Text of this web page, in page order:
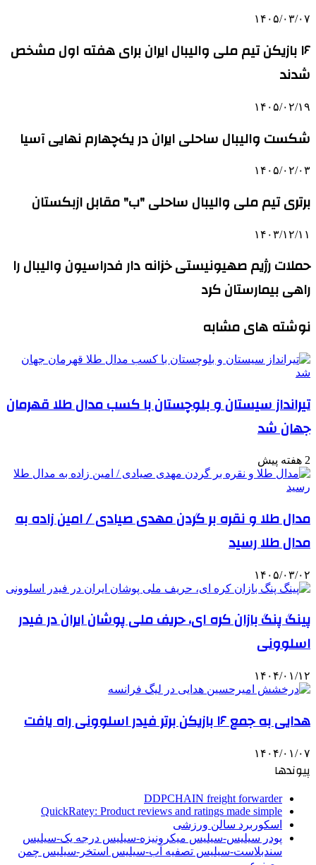
۱۴۰۵/۰۳/۰۷
۱۶ بازیکن تیم ملی والیبال ایران برای هفته اول مشخص
شدند
۱۴۰۵/۰۲/۱۹
شکست والیبال ساحلی ایران در یک‌چهارم نهایی آسیا
۱۴۰۵/۰۲/۰۳
برتری تیم ملی والیبال ساحلی "ب" مقابل ازبکستان
۱۴۰۳/۱۲/۱۱
حملات رژیم صهیونیستی خزانه دار فدراسیون والیبال را
راهی بیمارستان کرد
نوشته های مشابه
تیرانداز سیستان و بلوچستان با کسب مدال طلا قهرمان
جهان شد
2 هفته پیش
مدال طلا و نقره بر گردن مهدی صیادی / امین زاده به
مدال طلا رسید
۱۴۰۵/۰۳/۰۲
پینگ پنگ بازان کره ای، حریف ملی پوشان ایران در فیدر
اسلوونی
۱۴۰۴/۰۱/۱۲
هدایی به جمع ۱۶ بازیکن برتر فیدر اسلوونی راه یافت
۱۴۰۴/۰۱/۰۷
پیوندها
DDPCHAIN freight forwarder
QuickRatey: Product reviews and ratings made simple
اسکوربرد سالن ورزشی
پودر سیلیس-سیلیس میکرونیزه-سیلیس درجه یک-سیلیس
سندبلاست-سیلیس تصفیه آب-سیلیس استخر-سیلیس چمن